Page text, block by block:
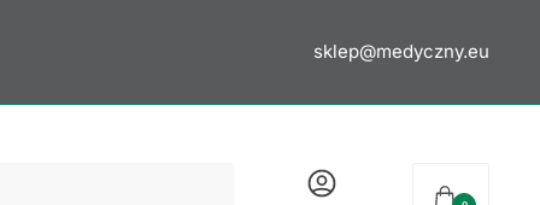
sklep@medyczny.eu